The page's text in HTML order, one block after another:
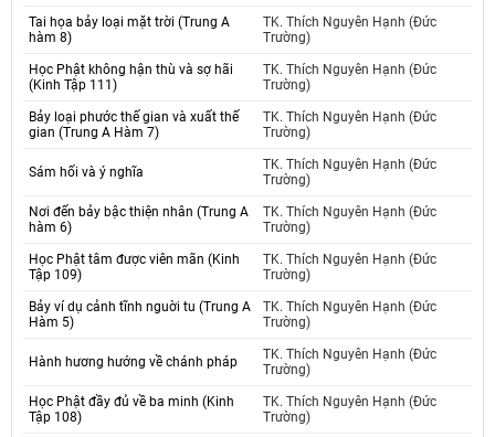
Tai họa bảy loại mặt trời (Trung A
hàm 8)
TK. Thích Nguyên Hạnh (Đức
Trường)
Học Phật không hận thù và sợ hãi
(Kinh Tập 111)
TK. Thích Nguyên Hạnh (Đức
Trường)
Bảy loại phước thế gian và xuất thế
gian (Trung A Hàm 7)
TK. Thích Nguyên Hạnh (Đức
Trường)
Sám hối và ý nghĩa
TK. Thích Nguyên Hạnh (Đức
Trường)
Nơi đến bảy bậc thiện nhân (Trung A
hàm 6)
TK. Thích Nguyên Hạnh (Đức
Trường)
Học Phật tâm được viên mãn (Kinh
Tập 109)
TK. Thích Nguyên Hạnh (Đức
Trường)
Bảy ví dụ cảnh tĩnh nguời tu (Trung A
Hàm 5)
TK. Thích Nguyên Hạnh (Đức
Trường)
Hành hương hướng về chánh pháp
TK. Thích Nguyên Hạnh (Đức
Trường)
Học Phật đầy đủ về ba minh (Kinh
Tập 108)
TK. Thích Nguyên Hạnh (Đức
Trường)